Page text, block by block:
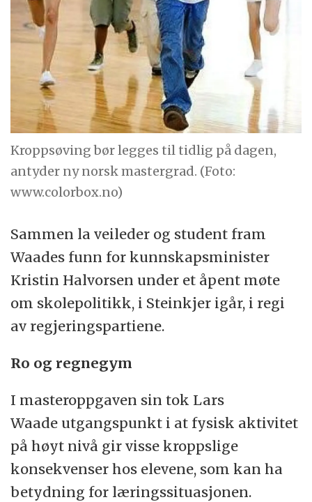
Kroppsøving bør legges til tidlig på dagen,
antyder ny norsk mastergrad. (Foto:
www.colorbox.no)
Sammen la veileder og student fram
Waades funn for kunnskapsminister
Kristin Halvorsen under et åpent møte
om skolepolitikk, i Steinkjer igår, i regi
av regjeringspartiene.
Ro og regnegym
I masteroppgaven sin tok Lars
Waade utgangspunkt i at fysisk aktivitet
på høyt nivå gir visse kroppslige
konsekvenser hos elevene, som kan ha
betydning for læringssituasjonen.